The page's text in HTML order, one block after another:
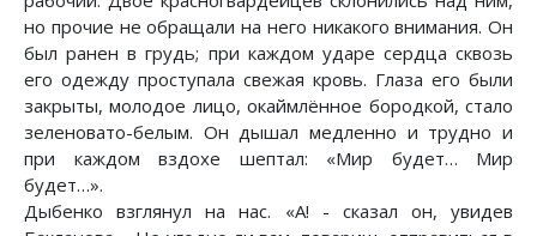
но прочие не обращали на него никакого внимания. Он
был ранен в грудь; при каждом ударе сердца сквозь
его одежду проступала свежая кровь. Глаза его были
закрыты, молодое лицо, окаймлённое бородкой, стало
зеленовато-белым. Он дышал медленно и трудно и
при каждом вздохе шептал: «Мир будет… Мир
будет…».
Дыбенко взглянул на нас. «А! - сказал он, увидев